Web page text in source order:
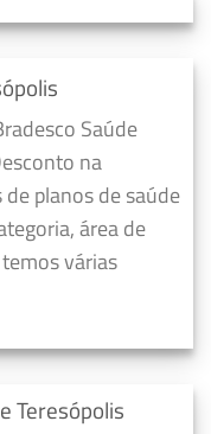
Saúde
na
planos de saúde
área de
várias
Teresópolis